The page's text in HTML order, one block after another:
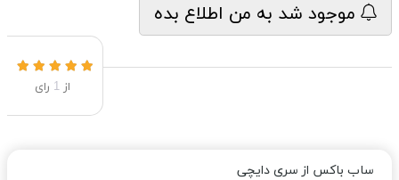
موجود شد به من اطلاع بده
از 1 رای
ساب باکس از سری دایچی